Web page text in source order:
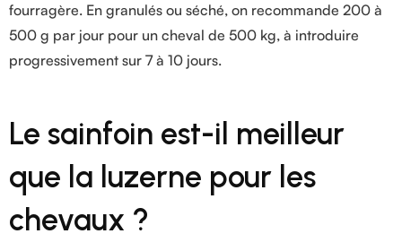
fourragère. En granulés ou séché, on recommande 200 à
500 g par jour pour un cheval de 500 kg, à introduire
progressivement sur 7 à 10 jours.
Le sainfoin est-il meilleur
que la luzerne pour les
chevaux ?